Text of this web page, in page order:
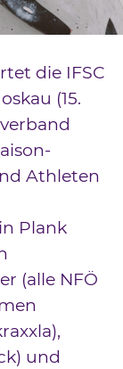
die IFSC
(15.
Athleten
Plank
(alle NFÖ
und